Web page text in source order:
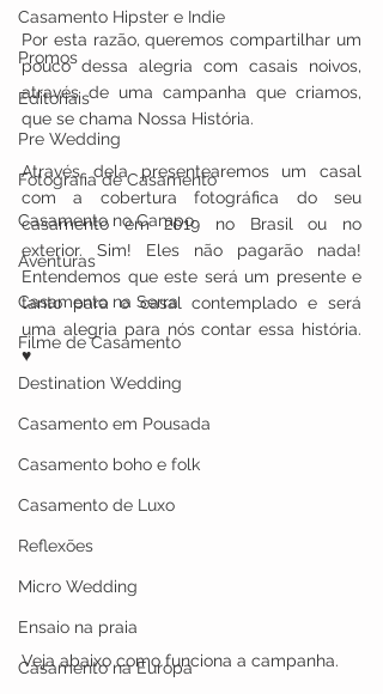
Casamento Hipster e Indie
Promos
Editoriais
Pre Wedding
Fotografia de Casamento
Casamento no Campo
Aventuras
Casamento na Serra
Filme de Casamento
Destination Wedding
Casamento em Pousada
Casamento boho e folk
Casamento de Luxo
Reflexões
Micro Wedding
Ensaio na praia
Casamento na Europa
Por esta razão, queremos compartilhar um
pouco dessa alegria com casais noivos,
através de uma campanha que criamos,
que se chama Nossa História.
Através dela presentearemos um casal
com a cobertura fotográfica do seu
casamento em 2019 no Brasil ou no
exterior. Sim! Eles não pagarão nada!
Entendemos que este será um presente e
tanto para o casal contemplado e será
uma alegria para nós contar essa história.
♥
Veja abaixo como funciona a campanha.